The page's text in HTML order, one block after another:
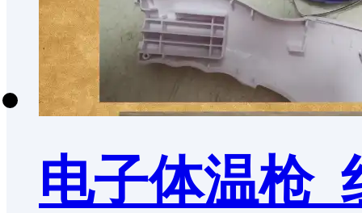
电子体温枪